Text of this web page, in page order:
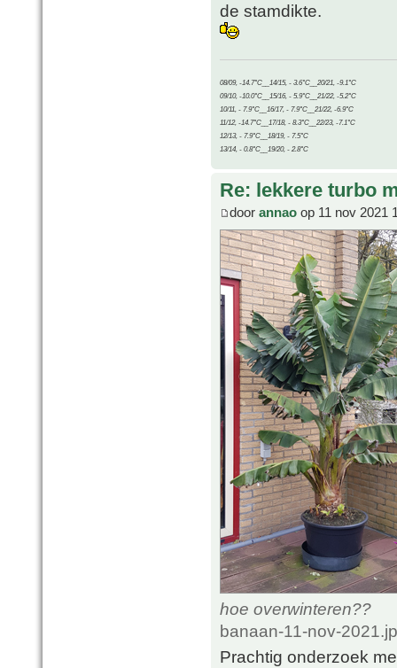
de stamdikte.
08/09, -14.7°C__14/15, - 3.6°C__20/21, -9.1°C
09/10, -10.0°C__15/16, - 5.9°C__21/22, -5.2°C
10/11, - 7.9°C__16/17, - 7.9°C__21/22, -6.9°C
11/12, -14.7°C__17/18, - 8.3°C__22/23, -7.1°C
12/13, - 7.9°C__18/19, - 7.5°C
13/14, - 0.8°C__19/20, - 2.8°C
Re: lekkere turbo
door annao op 11 nov 2021
hoe overwinteren??
banaan-11-nov-
Prachtig onderzoek